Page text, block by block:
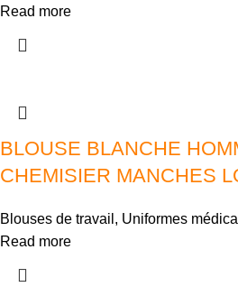
Read more
BLOUSE BLANCHE
CHEMISIER MANCHES
Blouses de travail , Uniformes
Read more